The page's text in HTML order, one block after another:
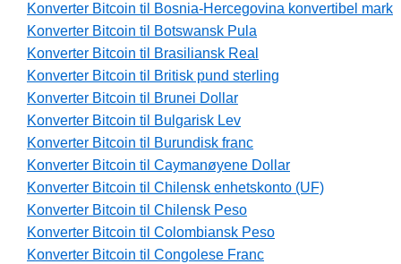
Konverter Bitcoin til Bosnia-Hercegovina konvertibel mark
Konverter Bitcoin til Botswansk Pula
Konverter Bitcoin til Brasiliansk Real
Konverter Bitcoin til Britisk pund sterling
Konverter Bitcoin til Brunei Dollar
Konverter Bitcoin til Bulgarisk Lev
Konverter Bitcoin til Burundisk franc
Konverter Bitcoin til Caymanøyene Dollar
Konverter Bitcoin til Chilensk enhetskonto (UF)
Konverter Bitcoin til Chilensk Peso
Konverter Bitcoin til Colombiansk Peso
Konverter Bitcoin til Congolese Franc